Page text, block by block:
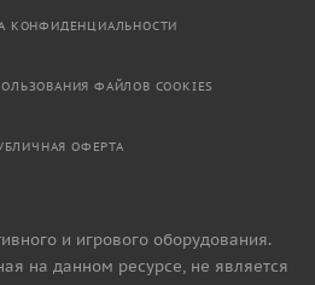
КОНФИДЕНЦИАЛЬНОСТИ
ФАЙЛОВ COOKIES
ОФЕРТА
и игрового оборудования.
на данном ресурсе, не является